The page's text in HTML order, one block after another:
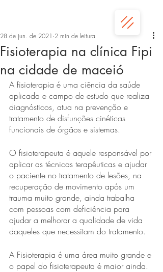
Fisioterapia na clínica Fipi
na cidade de maceió
28 de jun. de 2021 2 min de leitura
A fisioterapia é uma ciência da saúde
aplicada e campo de estudo que realiza
diagnósticos, atua na prevenção e
tratamento de disfunções cinéticas
funcionais de órgãos e sistemas.
O fisioterapeuta é aquele responsável por
aplicar as técnicas terapêuticas e ajudar
o paciente no tratamento de lesões, na
recuperação de movimento após um
trauma muito grande, ainda trabalha
com pessoas com deficiência para
ajudar a melhorar a qualidade de vida
daqueles que necessitam do tratamento.
A Fisioterapia é uma área muito grande e
o papel do fisioterapeuta é maior ainda.